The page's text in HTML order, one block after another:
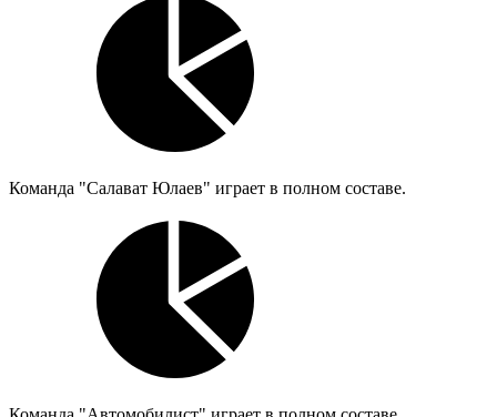
Команда "Салават Юлаев" играет в полном составе.